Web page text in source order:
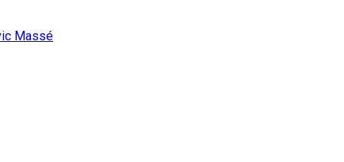
Massé